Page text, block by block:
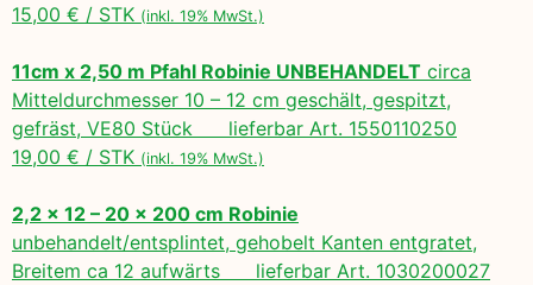
15,00 € / STK (inkl. 19% MwSt.)
11cm x 2,50 m Pfahl Robinie UNBEHANDELT circa
Mitteldurchmesser 10 – 12 cm geschält, gespitzt,
gefräst, VE80 Stück lieferbar Art. 1550110250
19,00 € / STK (inkl. 19% MwSt.)
2,2 x 12 – 20 x 200 cm Robinie
unbehandelt/entsplintet, gehobelt Kanten entgratet,
Breitem ca 12 aufwärts lieferbar Art. 1030200027